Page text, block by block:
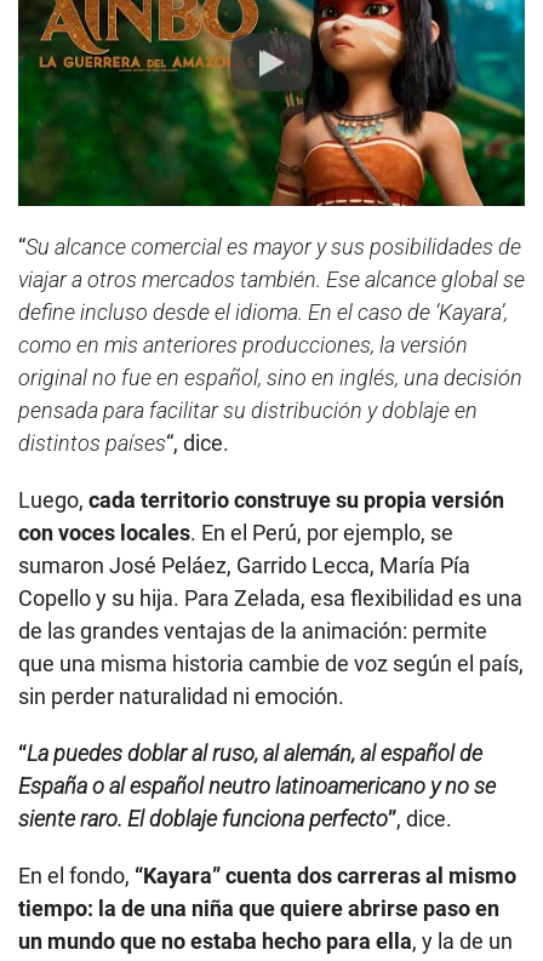
Play
“Su alcance comercial es mayor y sus posibilidades de
viajar a otros mercados también. Ese alcance global se
define incluso desde el idioma. En el caso de ‘Kayara’,
como en mis anteriores producciones, la versión
original no fue en español, sino en inglés, una decisión
pensada para facilitar su distribución y doblaje en
distintos países“, dice.
Luego, cada territorio construye su propia versión
con voces locales. En el Perú, por ejemplo, se
sumaron José Peláez, Garrido Lecca, María Pía
Copello y su hija. Para Zelada, esa flexibilidad es una
de las grandes ventajas de la animación: permite
que una misma historia cambie de voz según el país,
sin perder naturalidad ni emoción.
“La puedes doblar al ruso, al alemán, al español de
España o al español neutro latinoamericano y no se
siente raro. El doblaje funciona perfecto”, dice.
En el fondo, “Kayara” cuenta dos carreras al mismo
tiempo: la de una niña que quiere abrirse paso en
un mundo que no estaba hecho para ella, y la de un